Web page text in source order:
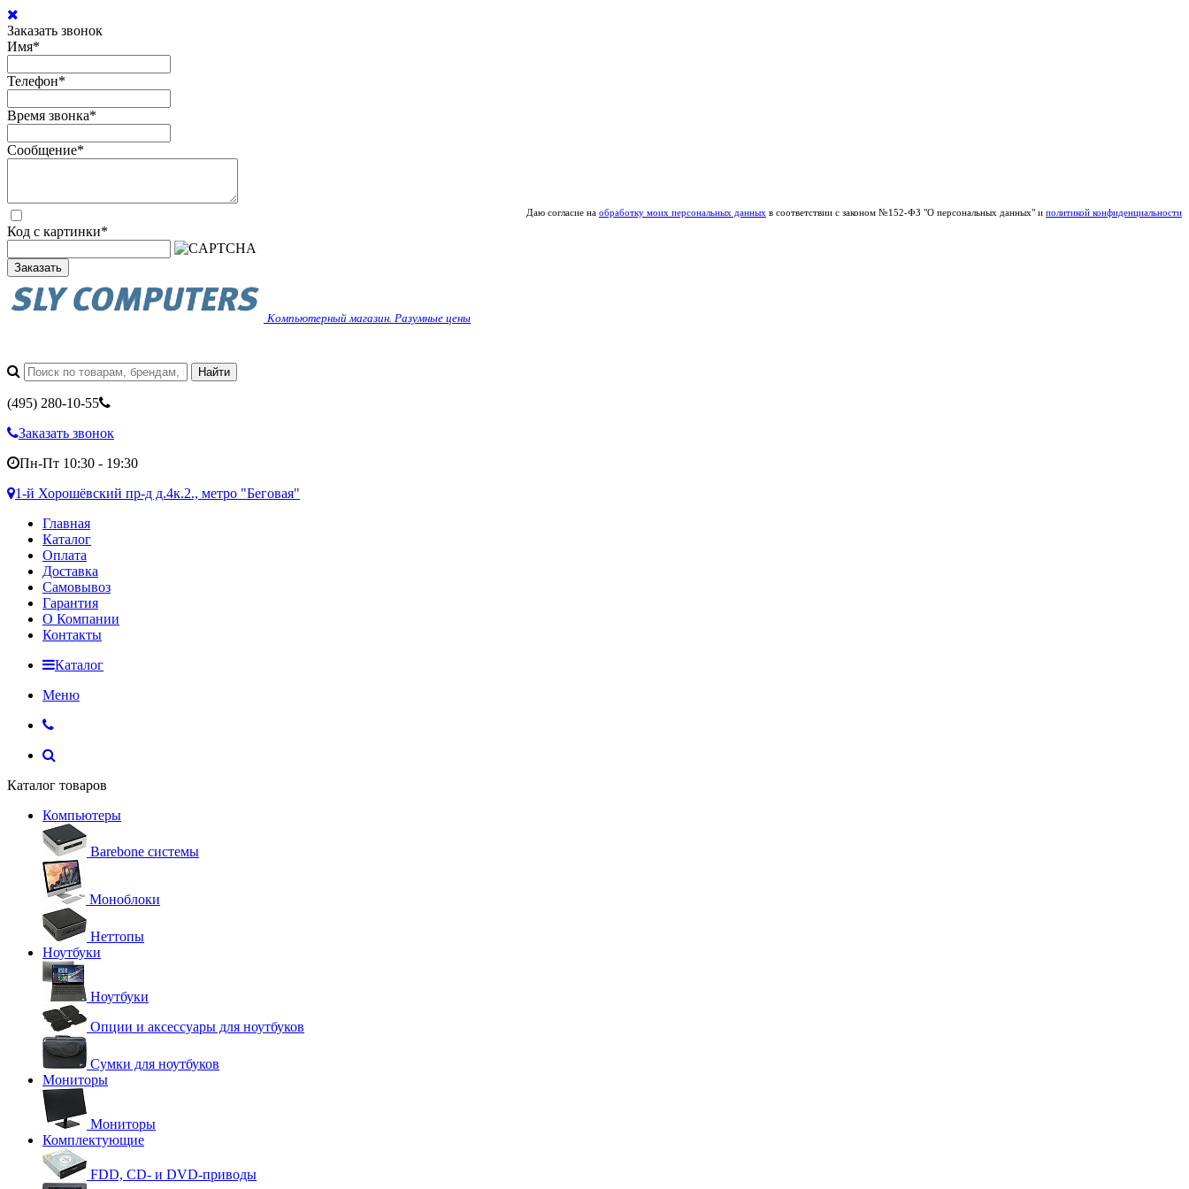
Заказать звонок
Имя*
Телефон*
Время звонка*
Сообщение*
Даю согласие на обработку моих персональных данных в соответствии с законом №152-ФЗ "О персональных данных" и политикой конфиденциальности
Код с картинки*
Заказать
Компьютерный магазин. Разумные цены
(495) 280-10-55
Заказать звонок
Пн-Пт 10:30 - 19:30
1-й Хорошёвский пр-д д.4к.2., метро "Беговая"
Главная
Каталог
Оплата
Доставка
Самовывоз
Гарантия
О Компании
Контакты
Каталог
Меню
Каталог товаров
Компьютеры
Barebone системы
Моноблоки
Неттопы
Ноутбуки
Ноутбуки
Опции и аксессуары для ноутбуков
Сумки для ноутбуков
Мониторы
Мониторы
Комплектующие
FDD, CD- и DVD-приводы